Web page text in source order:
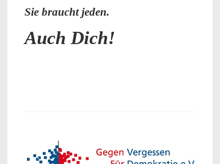
Sie braucht jeden.
Auch Dich!